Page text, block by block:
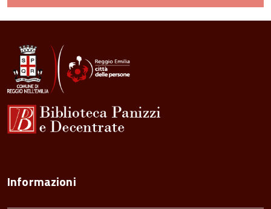
all'inizio
contenuto
Informazioni